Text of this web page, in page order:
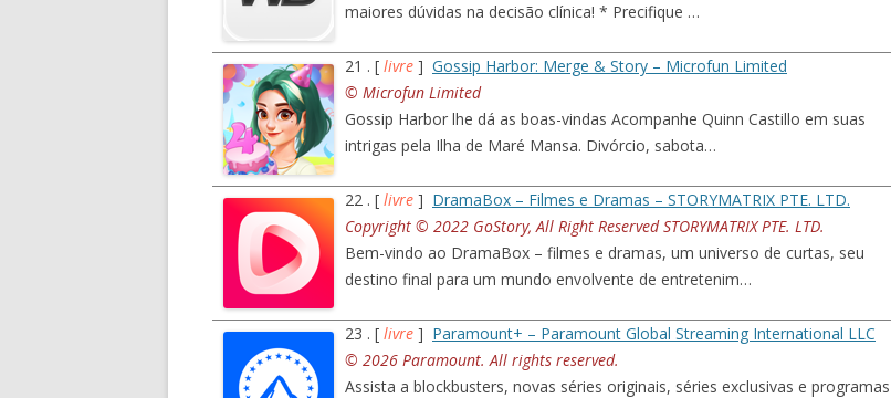
maiores dúvidas na decisão clínica! * Precifique …
21 . [ livre ] Gossip Harbor: Merge & Story – Microfun Limited
© Microfun Limited
Gossip Harbor lhe dá as boas-vindas Acompanhe Quinn Castillo em suas
intrigas pela Ilha de Maré Mansa. Divórcio, sabota…
22 . [ livre ] DramaBox – Filmes e Dramas – STORYMATRIX PTE. LTD.
Copyright © 2022 GoStory, All Right Reserved STORYMATRIX PTE. LTD.
Bem-vindo ao DramaBox – filmes e dramas, um universo de curtas, seu
destino final para um mundo envolvente de entretenim…
23 . [ livre ] Paramount+ – Paramount Global Streaming International LLC
© 2026 Paramount. All rights reserved.
Assista a blockbusters, novas séries originais, séries exclusivas e programas